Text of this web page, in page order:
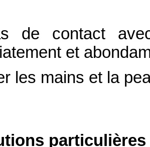
de contact
et
les mains et la